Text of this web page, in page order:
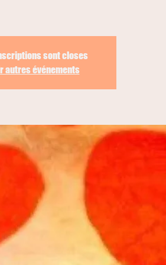
sont closes
autres événements